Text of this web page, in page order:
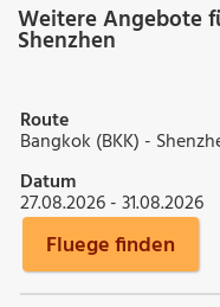
Weitere Angebote
Shenzhen
Route
Bangkok (BKK) -
Datum
27.08.2026 - 31.08.2026
Fluege finden